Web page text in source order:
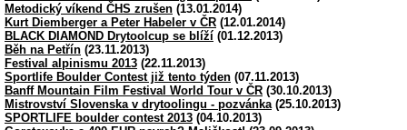
Metodický víkend ČHS zrušen (13.01.2014)
Kurt Diemberger a Peter Habeler v ČR (12.01.2014)
BLACK DIAMOND Drytoolcup se blíží (01.12.2013)
Běh na Petřín (23.11.2013)
Festival alpinismu 2013 (22.11.2013)
Sportlife Boulder Contest již tento týden (07.11.2013)
Banff Mountain Film Festival World Tour v ČR (30.10.2013)
Mistrovství Slovenska v drytoolingu - pozvánka (25.10.2013)
SPORTLIFE boulder contest 2013 (04.10.2013)